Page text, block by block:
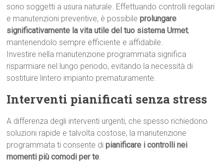
sono soggetti a usura naturale. Effettuando controlli regolari
e manutenzioni preventive, è possibileprolungare
significativamente la vita utile del tuo sistema Urmet,
mantenendolo sempre efficiente e affidabile.
Investire nella manutenzione programmata significa
risparmiare nel lungo periodo, evitando la necessità di
sostituire lintero impianto prematuramente.
Interventi pianificati senza stress
A differenza degli interventi urgenti, che spesso richiedono
soluzioni rapide e talvolta costose, la manutenzione
programmata ti consente dipianificare i controlli nei
momenti più comodi per te.